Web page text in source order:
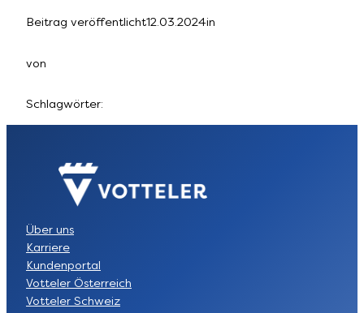
Beitrag veröffentlicht12.03.2024in
von
Schlagwörter:
Über uns
Karriere
Kundenportal
Votteler Österreich
Votteler Schweiz